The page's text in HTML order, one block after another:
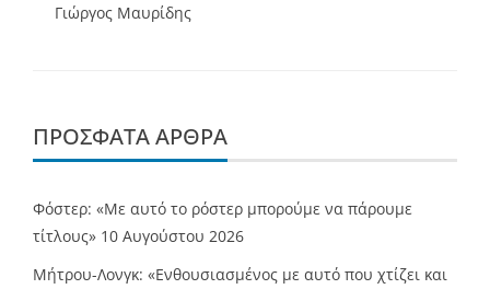
Γιώργος Μαυρίδης
ΠΡΌΣΦΑΤΑ ΆΡΘΡΑ
Φόστερ: «Με αυτό το ρόστερ μπορούμε να πάρουμε
τίτλους» 10 Αυγούστου 2026
Μήτρου-Λονγκ: «Ενθουσιασμένος με αυτό που χτίζει και